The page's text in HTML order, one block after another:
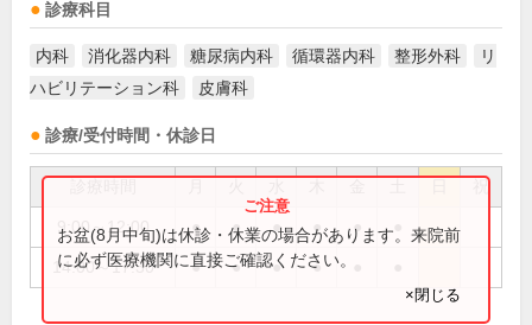
診療科目
内科 消化器内科 糖尿病内科 循環器内科 整形外科
リ
ハビリテーション科
皮膚科
診療/受付時間・休診日
祝
9:00～12:00 ● ● ● ● ●
14:00～17:30 ● ● ● ●
お盆(8月中旬)は休診・休業の場合があります。来院前
に必ず医療機関に直接ご確認ください。
×閉じる